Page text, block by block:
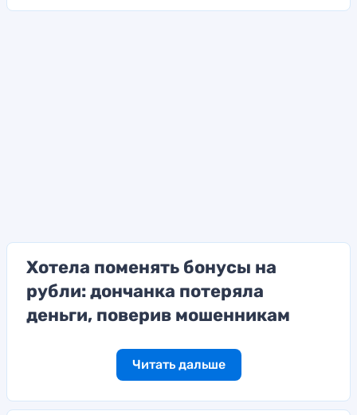
Хотела поменять бонусы на
рубли: дончанка потеряла
деньги, поверив мошенникам
Читать дальше